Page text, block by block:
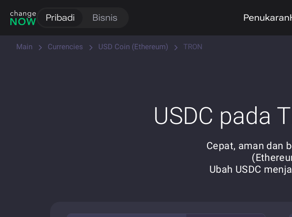
Pribadi Bisnis Penukaran
Main Currencies USD Coin (Ethereum) TRON
USDC pada
Cepat, aman dan
Ubah USDC